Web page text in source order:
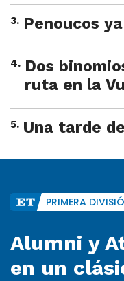
3. Penoucos
4. Dos
ruta en la
5. Una tarde
PRIMERA
Alumni y
en un